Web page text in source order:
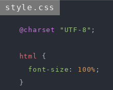
style.css
@charset "UTF-8" ;
html
{
font-size : 100% ;
  }